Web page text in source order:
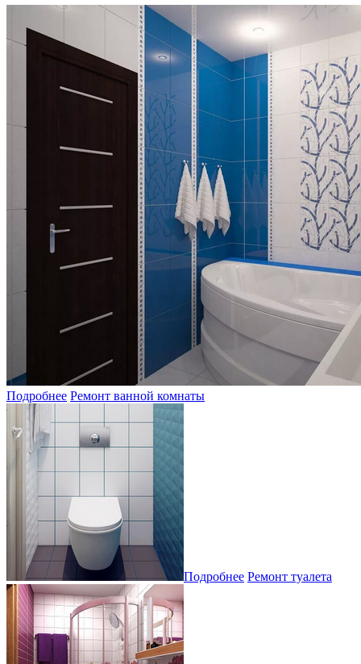
Подробнее Ремонт ванной комнаты
Подробнее Ремонт туалета